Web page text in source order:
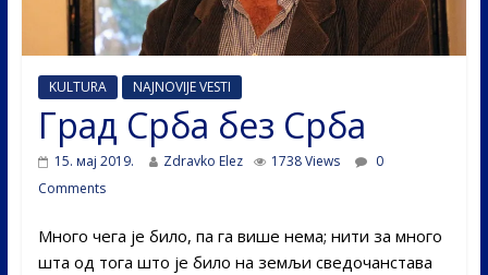
KULTURA NAJNOVIJE VESTI
Град Срба без Срба
15. мај 2019. Zdravko Elez 1738 Views
0
Comments
Много чега је било, па га више нема; нити за много
шта од тога што је било на земљи сведочанстава